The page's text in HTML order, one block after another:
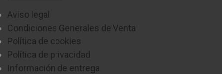
Aviso legal
Condiciones Generales de Venta
Política de cookies
Política de privacidad
Información de entrega